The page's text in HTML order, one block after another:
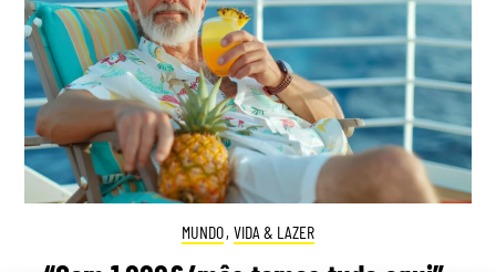
MUNDO, VIDA & LAZER